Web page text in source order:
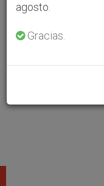
agosto.
Gracias.